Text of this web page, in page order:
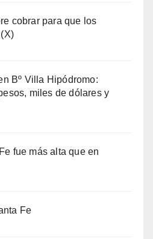
cobrar para que los
Bº Villa Hipódromo:
miles de dólares y
fue más alta que en
Fe